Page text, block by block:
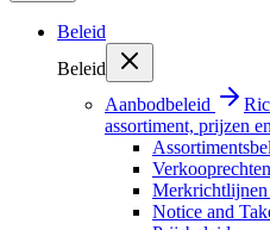
Beleid
Beleid
Aanbodbeleid
assortiment, prijzen
Verkooprechten
Merkrichtlijnen
Notice and